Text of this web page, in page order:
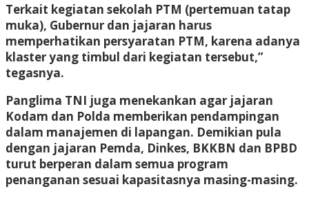
Terkait kegiatan sekolah PTM (pertemuan tatap
muka), Gubernur dan jajaran harus
memperhatikan persyaratan PTM, karena adanya
klaster yang timbul dari kegiatan tersebut,”
tegasnya.
Panglima TNI juga menekankan agar jajaran
Kodam dan Polda memberikan pendampingan
dalam manajemen di lapangan. Demikian pula
dengan jajaran Pemda, Dinkes, BKKBN dan BPBD
turut berperan dalam semua program
penanganan sesuai kapasitasnya masing-masing.